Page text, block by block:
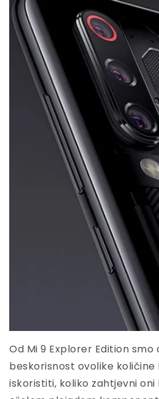
Od Mi 9 Explorer Edition
beskorisnost ovolike
iskoristiti, koliko zahtjevni oni